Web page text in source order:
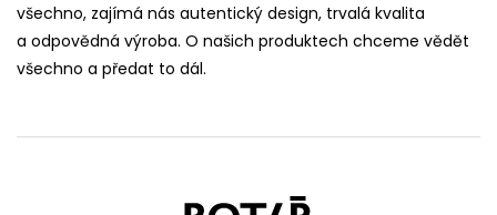
všechno, zajímá nás autentický design, trvalá kvalita
a odpovědná výroba. O našich produktech chceme vědět
všechno a předat to dál.